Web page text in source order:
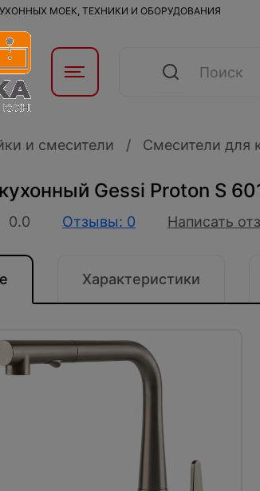
МОЕК, ТЕХНИКИ И ОБОРУДОВАНИЯ
и смесители Смесители для
Gessi Proton S
0.0 Отзывы: 0 Написать
Характеристики